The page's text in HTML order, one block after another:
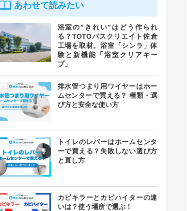
あわせて読みたい
浴室の”きれい”はどう作られ
る？TOTOバスクリエイト佐倉
工場を取材。浴室「シンラ」体
験と新機能「浴室クリアキー
プ」
排水管つまり用ワイヤーはホー
ムセンターで買える？ 種類・選
び方と安全な使い方
トイレのレバーはホームセンタ
ーで買える？失敗しない選び方
と直し方
カビキラーとカビハイターの違
いは？使う場所で選ぶ！